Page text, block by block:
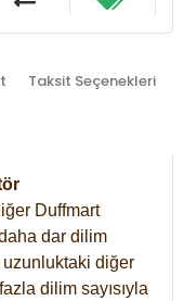
Taksit Seçenekleri
Duffmart
dar dilim
diğer
dilim sayısıyla